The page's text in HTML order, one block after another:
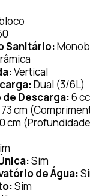
Sanitário:
Vertical
Dual (3/6L)
Descarga:6 cc
73 cm
cm
Sim
de Água:
Sim